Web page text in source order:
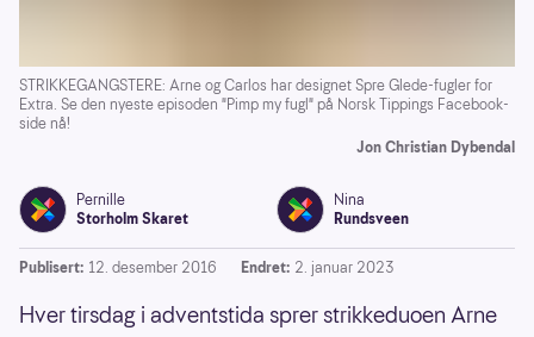
STRIKKEGANGSTERE: Arne og Carlos har designet Spre Glede-fugler for
Extra. Se den nyeste episoden "Pimp my fugl" på Norsk Tippings Facebook-
side nå!
Jon Christian Dybendal
Pernille
Storholm Skaret
Nina
Rundsveen
Publisert: 12. desember 2016 Endret: 2. januar 2023
Hver tirsdag i adventstida sprer strikkeduoen Arne